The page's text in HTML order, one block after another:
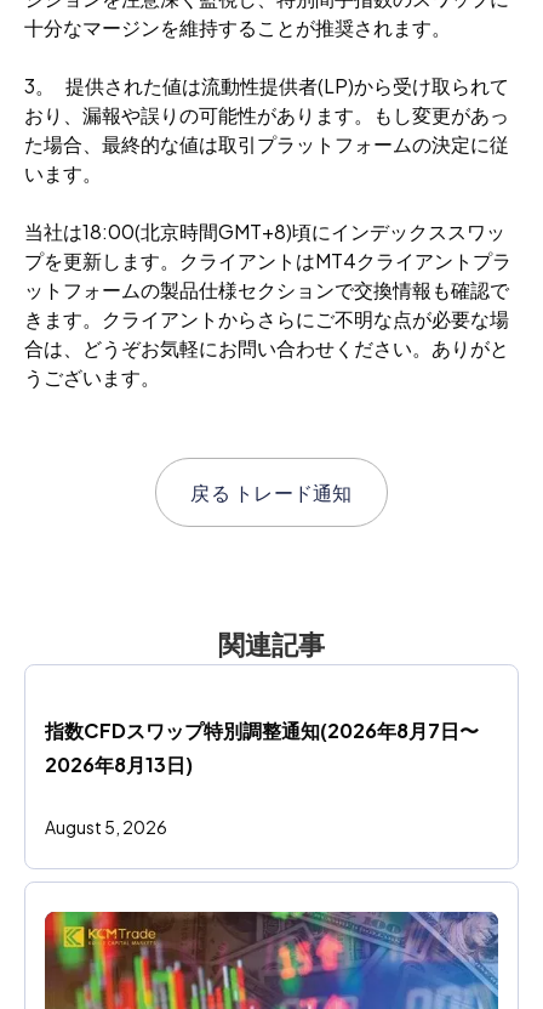
十分なマージンを維持することが推奨されます。
3。 提供された値は流動性提供者(LP)から受け取られて
おり、漏報や誤りの可能性があります。もし変更があっ
た場合、最終的な値は取引プラットフォームの決定に従
います。
当社は18:00(北京時間GMT+8)頃にインデックススワッ
プを更新します。クライアントはMT4クライアントプラ
ットフォームの製品仕様セクションで交換情報も確認で
きます。クライアントからさらにご不明な点が必要な場
合は、どうぞお気軽にお問い合わせください。ありがと
うございます。
戻る トレード通知
関連記事
指数CFDスワップ特別調整通知(2026年8月7日〜
2026年8月13日)
August 5, 2026